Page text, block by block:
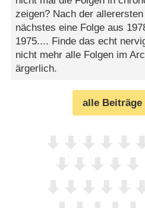
zeigen? Nach der
nächstes eine Folge aus
1975.... Finde das echt
nicht mehr alle Folgen im
ärgerlich.
alle Beiträge